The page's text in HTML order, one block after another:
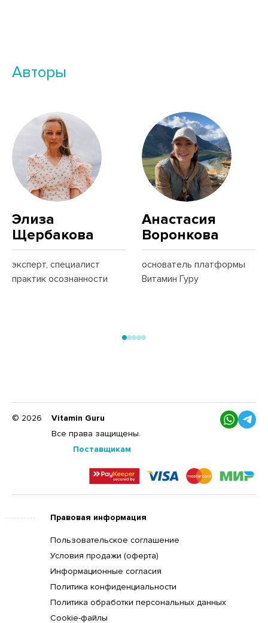
Авторы
Элиза
Щербакова
эксперт, специалист
практик осознанности
Анастасия
Воронкова
основатель платформы
Витамин Гуру
© 2026
Vitamin Guru
Все права защищены.
Поставщикам
Правовая информация
Пользовательское соглашение
Условия продажи (оферта)
Информационные согласия
Политика конфиденциальности
Политика обработки персональных данных
Cookie-файлы